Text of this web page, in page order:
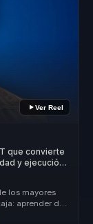
Ver Reel
que convierte
y ejecución
los mayores
aprender del